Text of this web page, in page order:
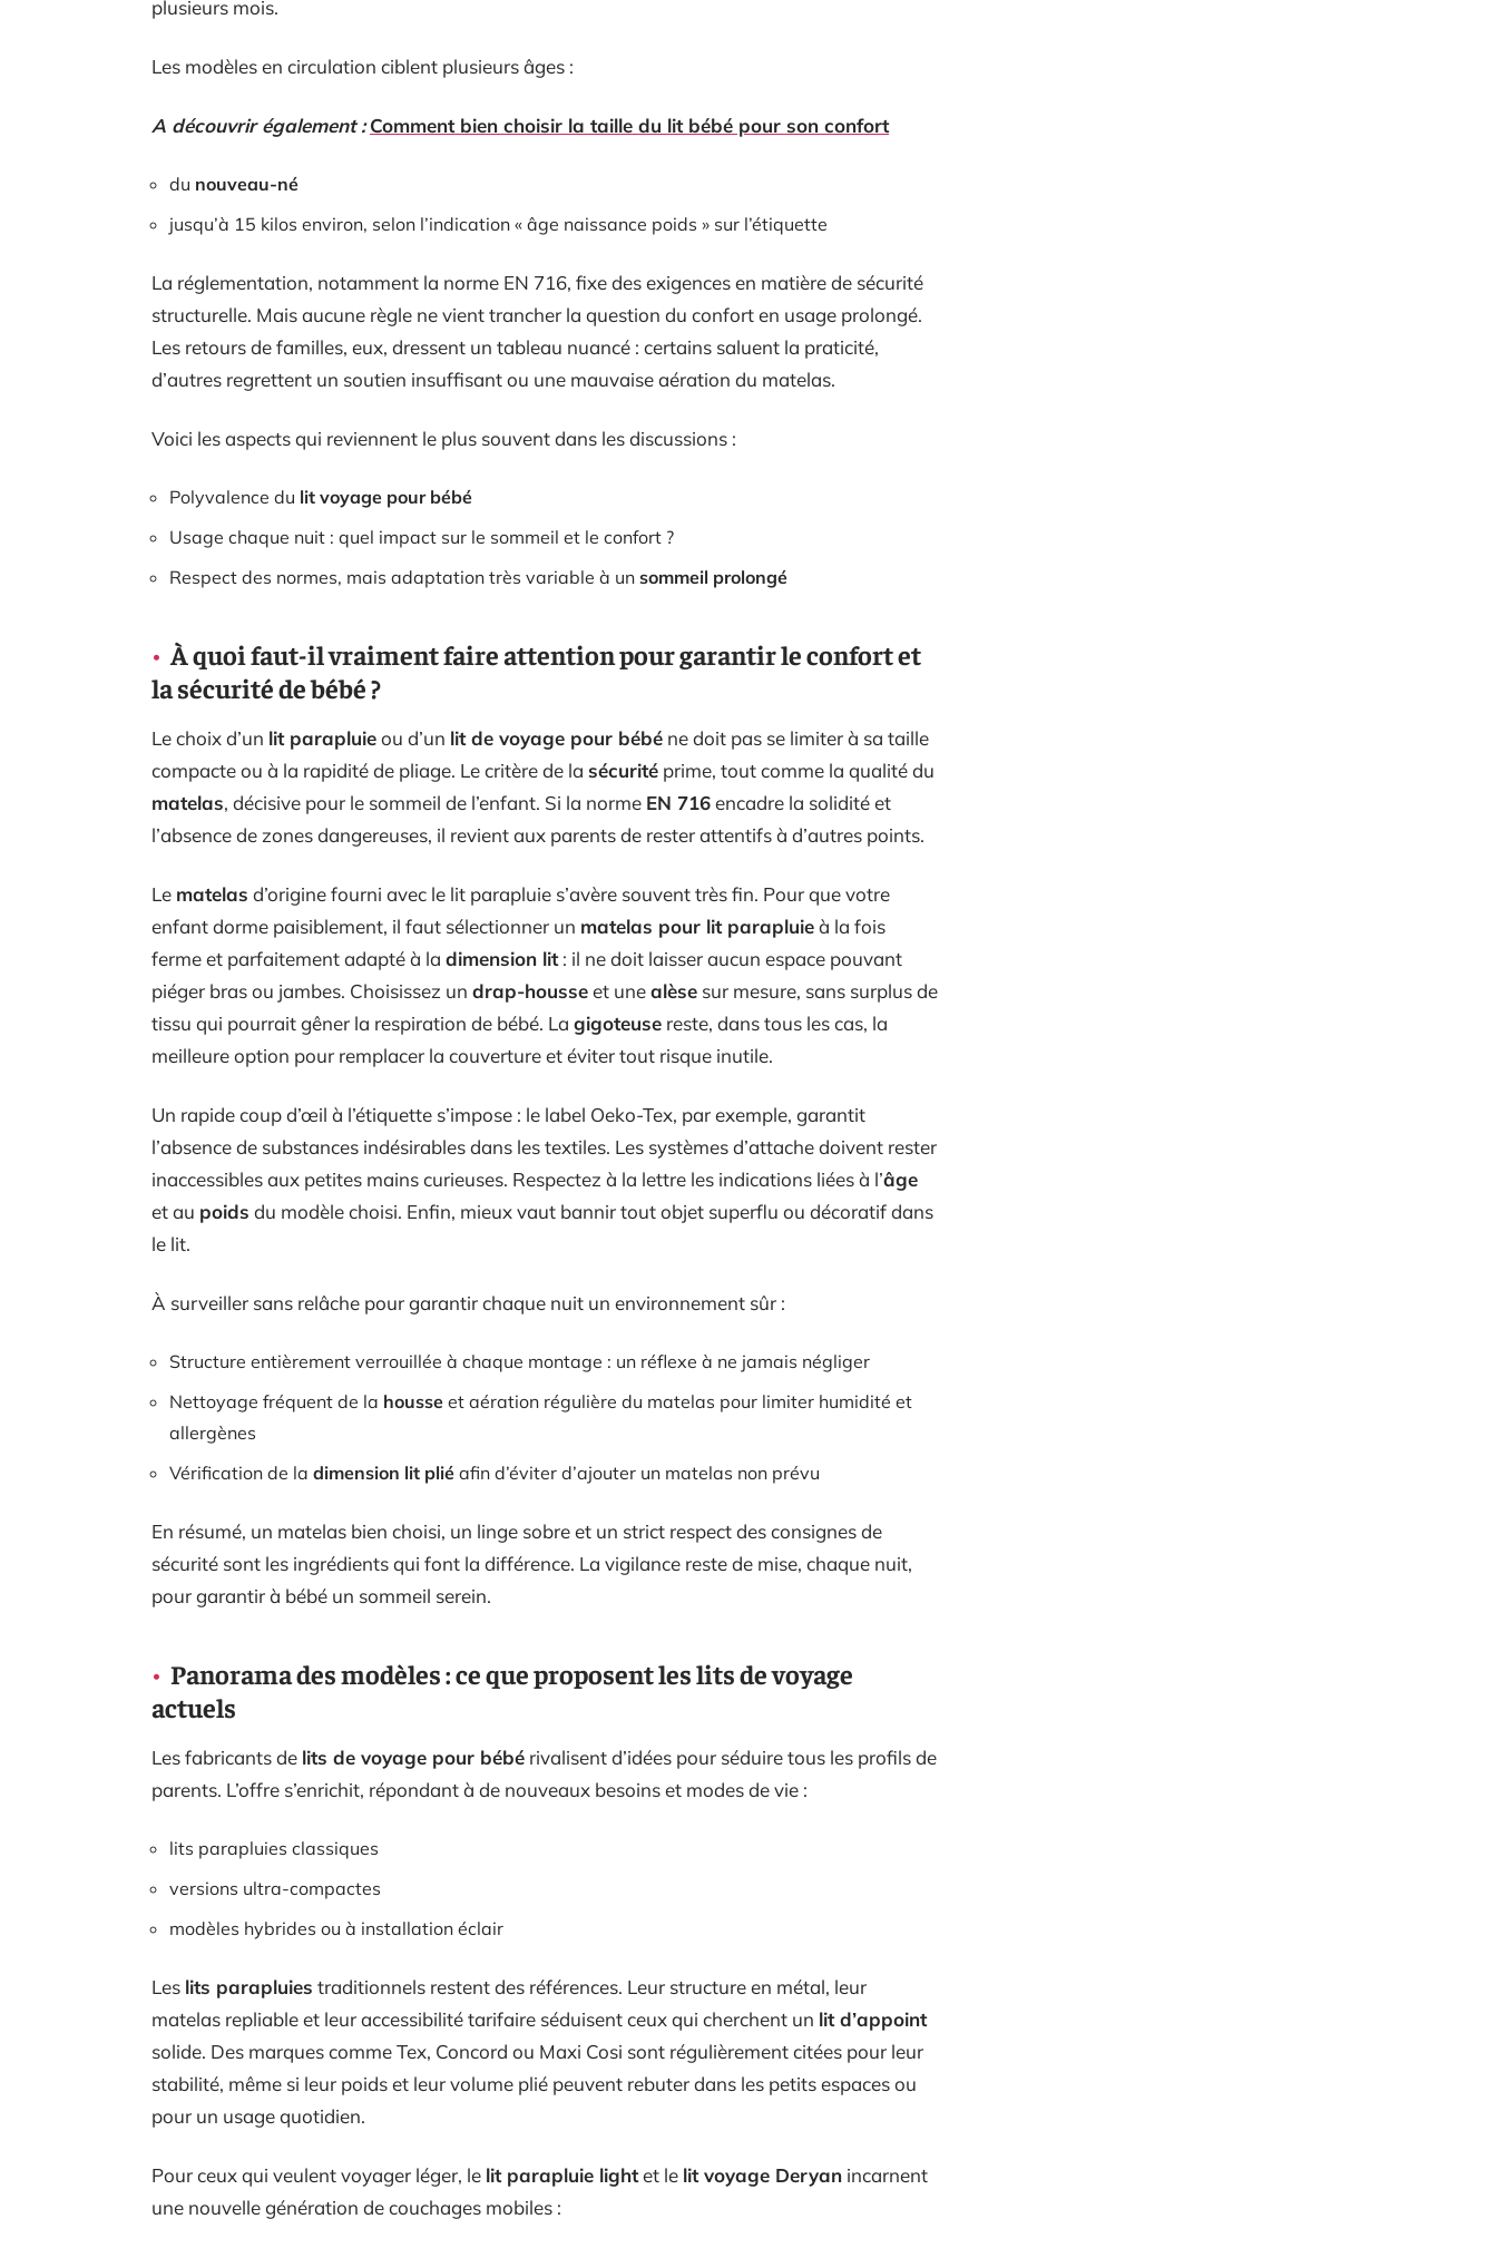
plusieurs mois.
Les modèles en circulation ciblent plusieurs âges :
A découvrir également : Comment bien choisir la taille du lit bébé pour son confort
du nouveau-né
jusqu’à 15 kilos environ, selon l’indication « âge naissance poids » sur l’étiquette
La réglementation, notamment la norme EN 716, fixe des exigences en matière de sécurité
structurelle. Mais aucune règle ne vient trancher la question du confort en usage prolongé.
Les retours de familles, eux, dressent un tableau nuancé : certains saluent la praticité,
d’autres regrettent un soutien insuffisant ou une mauvaise aération du matelas.
Voici les aspects qui reviennent le plus souvent dans les discussions :
Polyvalence du lit voyage pour bébé
Usage chaque nuit : quel impact sur le sommeil et le confort ?
Respect des normes, mais adaptation très variable à un sommeil prolongé
À quoi faut-il vraiment faire attention pour garantir le confort et
la sécurité de bébé ?
Le choix d’un lit parapluieou d’un lit de voyage pour bébé ne doit pas se limiter à sa taille
compacte ou à la rapidité de pliage. Le critère de la sécurité prime, tout comme la qualité du
matelas, décisive pour le sommeil de l’enfant. Si la norme EN 716encadre la solidité et
l’absence de zones dangereuses, il revient aux parents de rester attentifs à d’autres points.
Le matelas d’origine fourni avec le lit parapluie s’avère souvent très fin. Pour que votre
enfant dorme paisiblement, il faut sélectionner un matelas pour lit parapluieà la fois
ferme et parfaitement adapté à la dimension lit: il ne doit laisser aucun espace pouvant
piéger bras ou jambes. Choisissez un drap-housseet unealèse sur mesure, sans surplus de
tissu qui pourrait gêner la respiration de bébé. La gigoteuse reste, dans tous les cas, la
meilleure option pour remplacer la couverture et éviter tout risque inutile.
Un rapide coup d’œil à l’étiquette s’impose : le label Oeko-Tex, par exemple, garantit
l’absence de substances indésirables dans les textiles. Les systèmes d’attache doivent rester
inaccessibles aux petites mains curieuses. Respectez à la lettre les indications liées à l’âge
et au poids du modèle choisi. Enfin, mieux vaut bannir tout objet superflu ou décoratif dans
le lit.
À surveiller sans relâche pour garantir chaque nuit un environnement sûr :
Structure entièrement verrouillée à chaque montage : un réflexe à ne jamais négliger
Nettoyage fréquent de la housse et aération régulière du matelas pour limiter humidité et
allergènes
Vérification de la dimension lit plié afin d’éviter d’ajouter un matelas non prévu
En résumé, un matelas bien choisi, un linge sobre et un strict respect des consignes de
sécurité sont les ingrédients qui font la différence. La vigilance reste de mise, chaque nuit,
pour garantir à bébé un sommeil serein.
Panorama des modèles : ce que proposent les lits de voyage
actuels
Les fabricants de lits de voyage pour bébé rivalisent d’idées pour séduire tous les profils de
parents. L’offre s’enrichit, répondant à de nouveaux besoins et modes de vie :
lits parapluies classiques
versions ultra-compactes
modèles hybrides ou à installation éclair
Les lits parapluies traditionnels restent des références. Leur structure en métal, leur
matelas repliable et leur accessibilité tarifaire séduisent ceux qui cherchent un lit d’appoint
solide. Des marques comme Tex, Concord ou Maxi Cosi sont régulièrement citées pour leur
stabilité, même si leur poids et leur volume plié peuvent rebuter dans les petits espaces ou
pour un usage quotidien.
Pour ceux qui veulent voyager léger, le lit parapluie lightet le lit voyage Deryan incarnent
une nouvelle génération de couchages mobiles :